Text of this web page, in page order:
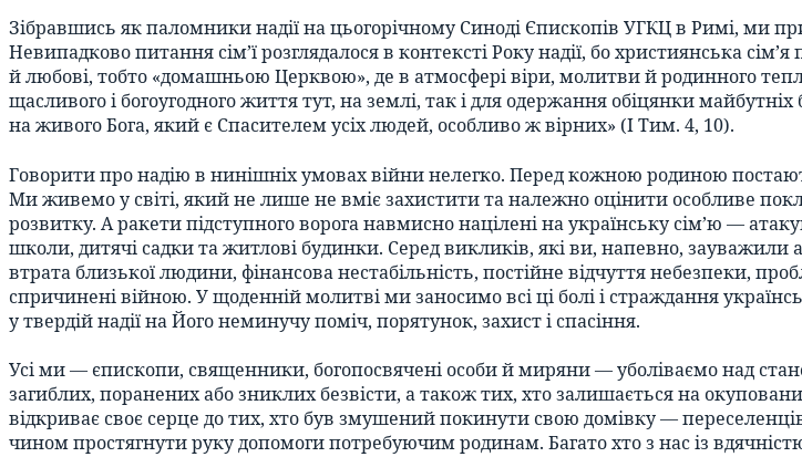
Зібравшись як паломники надії на цьогорічному Синоді Єпископів УГКЦ в Римі, ми
Невипадково питання сім’ї розглядалося в контексті Року надії, бо християнська
й любові, тобто «домашньою Церквою», де в атмосфері віри, молитви й родинного
щасливого і богоугодного життя тут, на землі, так і для одержання обіцянки
на живого Бога, який є Спасителем усіх людей, особливо ж вірних» (I Тим. 4, 10).
Говорити про надію в нинішніх умовах війни нелегко. Перед кожною родиною
Ми живемо у світі, який не лише не вміє захистити та належно оцінити особливе
розвитку. А ракети підступного ворога навмисно націлені на українську сім’ю —
школи, дитячі садки та житлові будинки. Серед викликів, які ви, напевно,
втрата близької людини, фінансова нестабільність, постійне відчуття небезпеки,
спричинені війною. У щоденній молитві ми заносимо всі ці болі і страждання
у твердій надії на Його неминучу поміч, порятунок, захист і спасіння.
Усі ми — єпископи, священники, богопосвячені особи й миряни — уболіваємо над
загиблих, поранених або зниклих безвісти, а також тих, хто залишається на
відкриває своє серце до тих, хто був змушений покинути свою домівку —
чином простягнути руку допомоги потребуючим родинам. Багато хто з нас із